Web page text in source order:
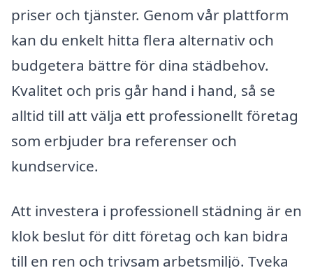
priser och tjänster. Genom vår plattform
kan du enkelt hitta flera alternativ och
budgetera bättre för dina städbehov.
Kvalitet och pris går hand i hand, så se
alltid till att välja ett professionellt företag
som erbjuder bra referenser och
kundservice.
Att investera i professionell städning är en
klok beslut för ditt företag och kan bidra
till en ren och trivsam arbetsmiljö. Tveka